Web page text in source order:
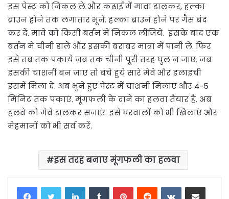
इस पेस्ट को निकल ले और कढ़ाई में मावा डालकर, हल्का
ब्राउन होने तक लगातार भूने. हल्का ब्राउन होने पर गैस बंद
कर दें. मावे को किसी बर्तन में निकल लीजिये. इसके बाद एक
बर्तन में चीनी डाले और इसकी बराबर मात्रा में पानी ले. फिर
इसे तब तक पकाये जब तक चीनी पूरी तरह घुल न जाए. जब
इसकी चाशनी बन जाए तो बचे हुये सारे मेवे और इलाइची
इसमें मिला दे. अब भुने हुए पेस्ट में चाशनी मिलाए और 4-5
मिनिट तक पकाएं. मूंगफली के दाने का हलवा तैयार है. अब
हलवे को मेवे डालकर सजाएं. इसे घरवालों को भी खिलाएं और
मेहमानों को भी सर्व करें.
इस तरह बनाए मूंगफली का हलवा
LinkedInTumblrPinterestReddit VKontakteShare via Email